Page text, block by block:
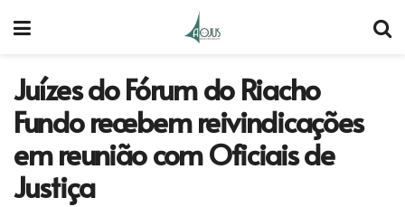
Juízes do Fórum do Riacho
Fundo recebem reivindicações
em reunião com Oficiais de
Justiça